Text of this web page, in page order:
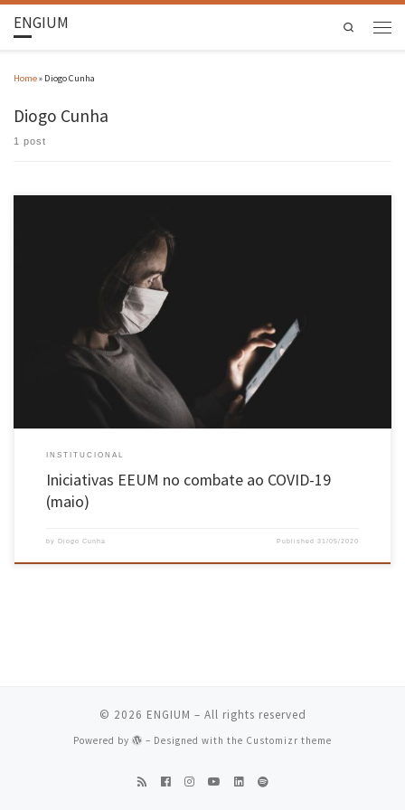
ENGIUM Search
Home» Diogo Cunha
Diogo Cunha
1 post
– Foi criada uma iniciativa que se designa por “Via Verde I&D” que é liderada pela EEUM e que
pretende interagir com o tecido produtivo de Guimarães, para agilizar uma interação fácil e
profícua nos domínios do I&D e outros desafios tecnológicos, incluindo o apoio ao
desenvolvimento e certificação de novos produtos/serviços. – App para rastreio […]
INSTITUCIONAL
Iniciativas EEUM no combate ao COVID-19
(maio)
by Diogo Cunha Published31/05/2020
© 2026 ENGIUM – All rights reserved
Powered by – Designed with the Customizr theme